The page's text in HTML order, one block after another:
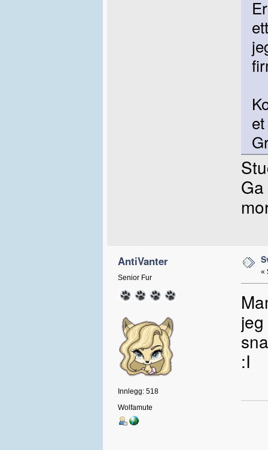
AntiVanter
Senior Fur
Innlegg: 518
Wolfamute
«
:I